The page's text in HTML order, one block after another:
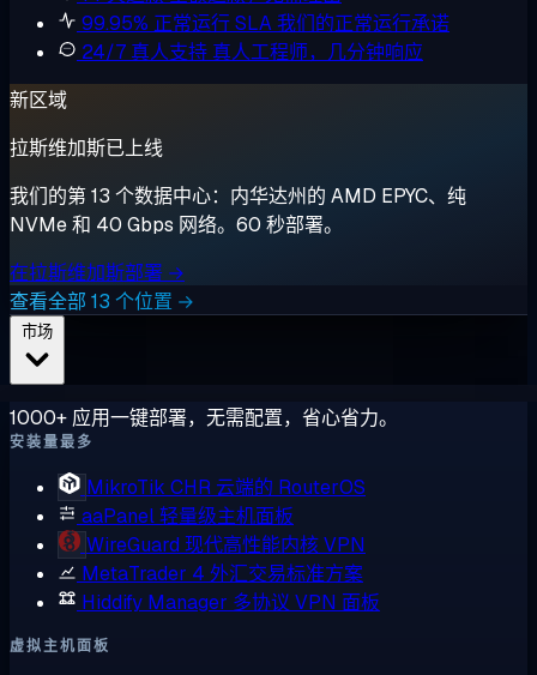
99.95% 正常运行 SLA我们的正常运行承诺
24/7 真人支持 真人工程师，几分钟响应
新区域
拉斯维加斯已上线
我们的第 13 个数据中心：内华达州的 AMD EPYC、纯
NVMe 和 40 Gbps 网络。60 秒部署。
在拉斯维加斯部署 →
查看全部 13 个位置 →
1000+ 应用一键部署，无需配置，省心省力。
安装量最多
MikroTik CHR 云端的 RouterOS
aaPanel轻量级主机面板
WireGuard 现代高性能内核 VPN
MetaTrader 4 外汇交易标准方案
Hiddify Manager 多协议 VPN 面板
虚拟主机面板